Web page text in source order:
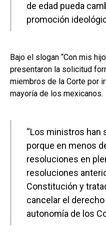
de edad pueda
promoción
Bajo el slogan “Con mis
presentaron la solicitud
miembros de la Corte por
mayoría de los mexicanos.
“Los ministros han
porque en menos
resoluciones en
resoluciones
Constitución y
cancelar el derecho
autonomía de los